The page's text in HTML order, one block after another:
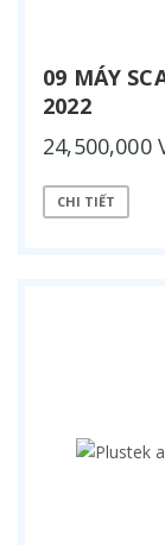
09 MÁY
2022
24,500,000
CHI TIẾT